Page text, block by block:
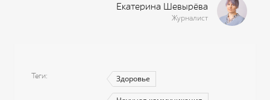
Екатерина Шевырёва
Журналист
Теги Здоровье